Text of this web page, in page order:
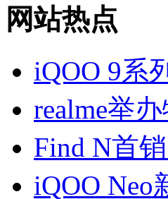
网站热点
iQOO 9系
realme举
Find N首
iQOO Neo